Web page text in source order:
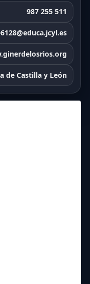
987 255 511
de Castilla y León